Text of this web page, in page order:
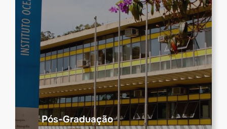
Pós-Graduação